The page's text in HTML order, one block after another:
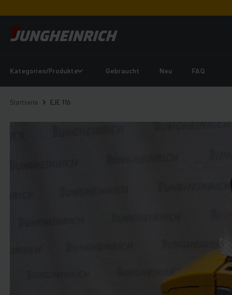
Kategorien/Produkte Gebraucht Neu FAQ
Startseite EJE 116